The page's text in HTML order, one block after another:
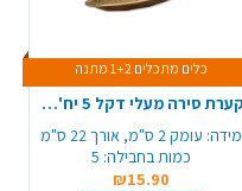
כלים מתכלים 1+2 מתנה
קערת סירה מעלי דקל 5 יח' - בינוני
מידה: עומק 2 ס"מ, אורך 22 ס"מ
כמות בחבילה: 5
₪15.90